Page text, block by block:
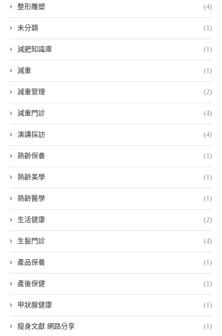
整形雕塑 (4)
未分類 (1)
減肥知識庫 (1)
減重 (1)
減重管理 (2)
減重門診 (4)
演講採訪 (4)
熟齡保養 (1)
熟齡美學 (1)
熟齡醫學 (1)
生活健康 (2)
生髮門診 (4)
產品保養 (1)
產後保健 (1)
甲狀腺健康 (1)
瘦身文獻 網路分享 (1)